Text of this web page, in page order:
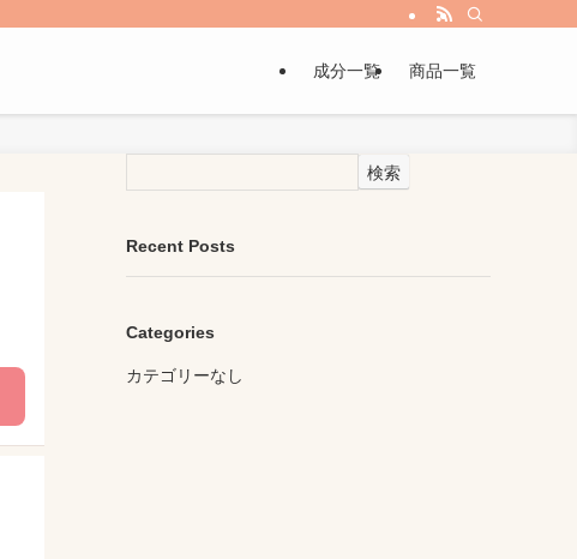
成分一覧 商品一覧
検索
Recent Posts
Categories
カテゴリーなし